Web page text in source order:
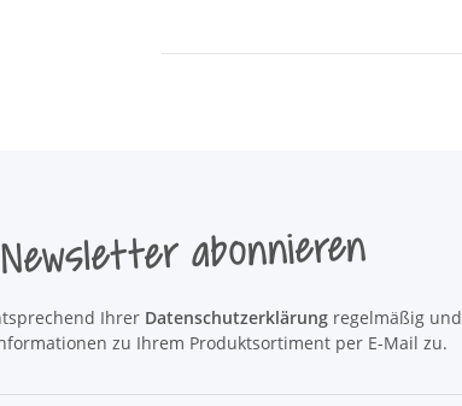
abonnieren
Ihrer Datenschutzerklärung regelmäßig und
zu Ihrem Produktsortiment per E-Mail zu.